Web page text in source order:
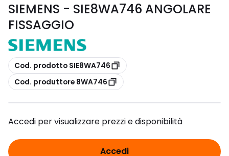
SIEMENS - SIE8WA746 ANGOLARE
FISSAGGIO
copia
Cod. prodotto SIE8WA746
copia
Cod. produttore 8WA746
Accedi per visualizzare prezzi e disponibilità
Accedi